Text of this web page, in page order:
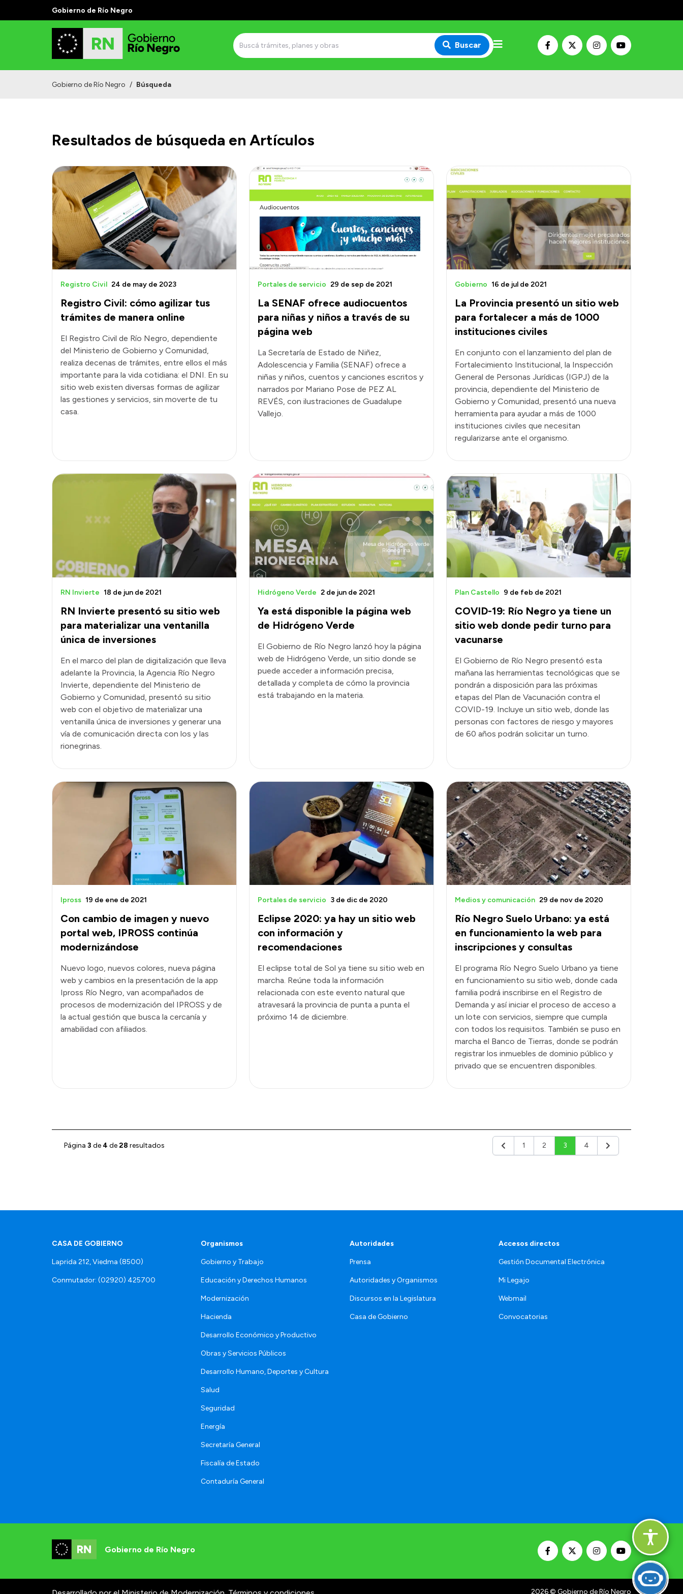
Gobierno de Río Negro
Buscar
Gobierno de Río Negro / Búsqueda
Resultados de búsqueda en Artículos
Registro Civil: cómo agilizar tus
trámites de manera online
Registro Civil 24 de may de 2023
El Registro Civil de Río Negro, dependiente
del Ministerio de Gobierno y Comunidad,
realiza decenas de trámites, entre ellos el más
importante para la vida cotidiana: el DNI. En su
sitio web existen diversas formas de agilizar
las gestiones y servicios, sin moverte de tu
casa.
La SENAF ofrece audiocuentos
para niñas y niños a través de su
página web
Portales de servicio 29 de sep de 2021
La Secretaría de Estado de Niñez,
Adolescencia y Familia (SENAF) ofrece a
niñas y niños, cuentos y canciones escritos y
narrados por Mariano Pose de PEZ AL
REVÉS, con ilustraciones de Guadalupe
Vallejo.
La Provincia presentó un sitio web
para fortalecer a más de 1000
instituciones civiles
Gobierno 16 de jul de 2021
En conjunto con el lanzamiento del plan de
Fortalecimiento Institucional, la Inspección
General de Personas Jurídicas (IGPJ) de la
provincia, dependiente del Ministerio de
Gobierno y Comunidad, presentó una nueva
herramienta para ayudar a más de 1000
instituciones civiles que necesitan
regularizarse ante el organismo.
RN Invierte presentó su sitio web
para materializar una ventanilla
única de inversiones
RN Invierte 18 de jun de 2021
En el marco del plan de digitalización que lleva
adelante la Provincia, la Agencia Río Negro
Invierte, dependiente del Ministerio de
Gobierno y Comunidad, presentó su sitio
web con el objetivo de materializar una
ventanilla única de inversiones y generar una
vía de comunicación directa con los y las
rionegrinas.
Ya está disponible la página web
de Hidrógeno Verde
Hidrógeno Verde 2 de jun de 2021
El Gobierno de Río Negro lanzó hoy la página
web de Hidrógeno Verde, un sitio donde se
puede acceder a información precisa,
detallada y completa de cómo la provincia
está trabajando en la materia.
COVID-19: Río Negro ya tiene un
sitio web donde pedir turno para
vacunarse
Plan Castello 9 de feb de 2021
El Gobierno de Río Negro presentó esta
mañana las herramientas tecnológicas que se
pondrán a disposición para las próximas
etapas del Plan de Vacunación contra el
COVID-19. Incluye un sitio web, donde las
personas con factores de riesgo y mayores
de 60 años podrán solicitar un turno.
Con cambio de imagen y nuevo
portal web, IPROSS continúa
modernizándose
Ipross 19 de ene de 2021
Nuevo logo, nuevos colores, nueva página
web y cambios en la presentación de la app
Ipross Río Negro, van acompañados de
procesos de modernización del IPROSS y de
la actual gestión que busca la cercanía y
amabilidad con afiliados.
Eclipse 2020: ya hay un sitio web
con información y
recomendaciones
Portales de servicio 3 de dic de 2020
El eclipse total de Sol ya tiene su sitio web en
marcha. Reúne toda la información
relacionada con este evento natural que
atravesará la provincia de punta a punta el
próximo 14 de diciembre.
Río Negro Suelo Urbano: ya está
en funcionamiento la web para
inscripciones y consultas
Medios y comunicación 29 de nov de 2020
El programa Río Negro Suelo Urbano ya tiene
en funcionamiento su sitio web, donde cada
familia podrá inscribirse en el Registro de
Demanda y así iniciar el proceso de acceso a
un lote con servicios, siempre que cumpla
con todos los requisitos. También se puso en
marcha el Banco de Tierras, donde se podrán
registrar los inmuebles de dominio público y
privado que se encuentren disponibles.
Página 3 de 4 de28 resultados Anterior1 2 3 4 Siguiente
CASA DE GOBIERNO
Laprida 212, Viedma (8500)
Conmutador: (02920) 425700
Organismos
Gobierno y Trabajo
Educación y Derechos Humanos
Modernización
Hacienda
Desarrollo Económico y Productivo
Obras y Servicios Públicos
Desarrollo Humano, Deportes y Cultura
Salud
Seguridad
Energía
Secretaría General
Fiscalía de Estado
Contaduría General
Autoridades
Prensa
Autoridades y Organismos
Discursos en la Legislatura
Casa de Gobierno
Accesos directos
Gestión Documental Electrónica
Mi Legajo
Webmail
Convocatorias
Gobierno de Río Negro
2026© Gobierno de Río Negro